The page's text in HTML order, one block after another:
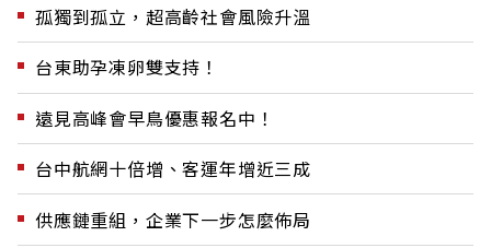
孤獨到孤立，超高齡社會風險升溫
台東助孕凍卵雙支持！
遠見高峰會早鳥優惠報名中！
台中航網十倍增、客運年增近三成
供應鏈重組，企業下一步怎麼佈局